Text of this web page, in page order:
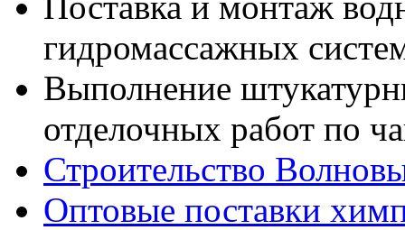
гидромассажных
Выполнение
отделочных работ по
Строительство
Оптовые поставки